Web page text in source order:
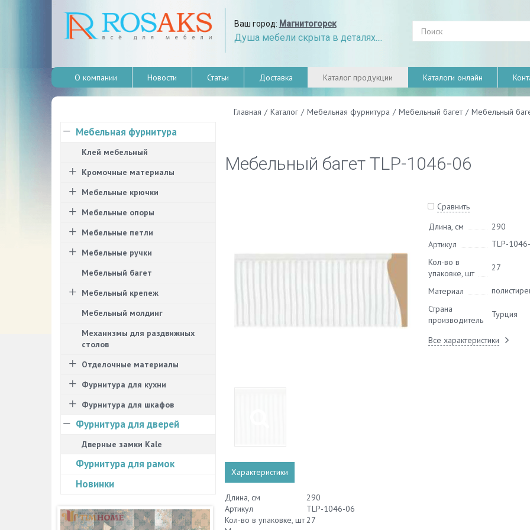
Ваш город: Магнитогорск
Душа мебели скрыта в деталях....
О компании Новости Статьи Доставка Каталог продукции Каталоги онлайн
Главная / Каталог / Мебельная фурнитура / Мебельный багет / Мебельный
Мебельный багет TLP-1046-06
Сравнить
Длина, см
290
Артикул
TLP-
Кол-во в
упаковке, шт
27
Материал
Страна
производитель
Турция
Все характеристики
Характеристики
Длина, см
290
Артикул
TLP-1046-06
Кол-во в упаковке, шт27
Мебельная фурнитура
Клей мебельный
Кромочные материалы
Мебельные крючки
Мебельные опоры
Мебельные петли
Мебельные ручки
Мебельный багет
Мебельный крепеж
Мебельный молдинг
Механизмы для раздвижных
столов
Отделочные материалы
Фурнитура для кухни
Фурнитура для шкафов
Фурнитура для дверей
Дверные замки Kale
Фурнитура для рамок
Новинки